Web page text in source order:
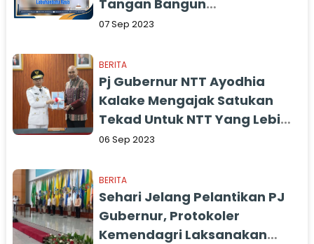
Tangan Bangun
Labuhanbatu Raya
07 Sep 2023
BERITA
Pj Gubernur NTT Ayodhia
Kalake Mengajak Satukan
Tekad Untuk NTT Yang Lebih
Baik Lagi
06 Sep 2023
BERITA
Sehari Jelang Pelantikan PJ
Gubernur, Protokoler
Kemendagri Laksanakan